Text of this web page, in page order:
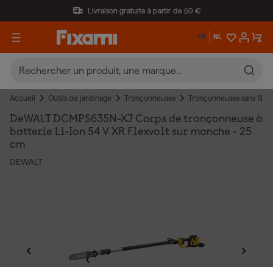
Livraison gratuite à partir de 50 €
FR NL
Accueil Outils de jardinage Tronçonneuses Tronçonneuses sans fil
DeWALT DCMPS635N-XJ Corps de tronçonneuse à
batterie Li-Ion 54 V XR Flexvolt sur manche - 25
cm
DEWALT